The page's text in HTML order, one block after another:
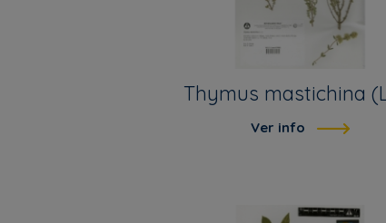
Thymus mastichina
Ver info